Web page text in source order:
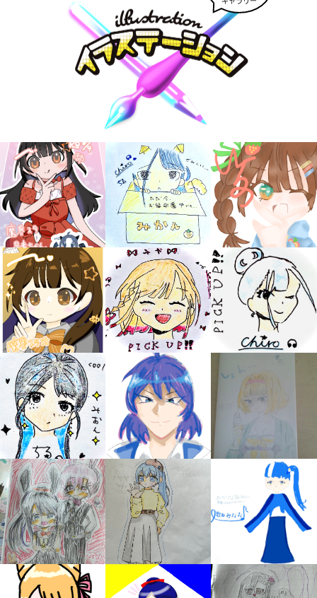
キミノラジオ配信中！
いろんな動画が
見られる
みんなの絵が
見られる
ギャラリー
ギャラリー